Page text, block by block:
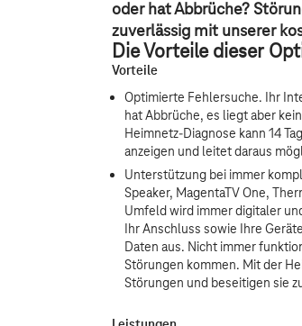
oder hat Abbrüche?
zuverlässig mit unserer
Die Vorteile dieser